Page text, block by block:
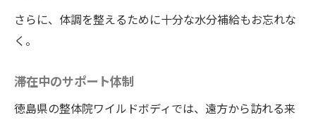
さらに、体調を整えるために十分な水分補給もお忘れな
く。
滞在中のサポート体制
徳島県の整体院ワイルドボディでは、遠方から訪れる来